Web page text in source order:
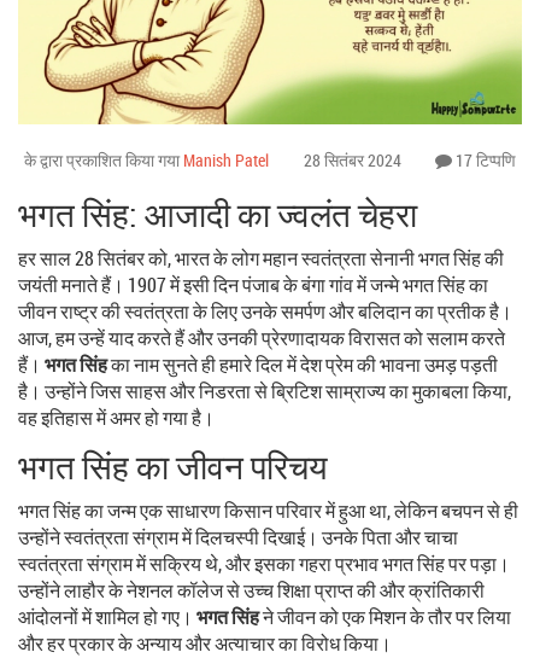
के द्वारा प्रकाशित किया गया Manish Patel 28 सितंबर 2024 17 टिप्पणि
भगत सिंह: आजादी का ज्वलंत चेहरा
हर साल 28 सितंबर को, भारत के लोग महान स्वतंत्रता सेनानी भगत सिंह की
जयंती मनाते हैं। 1907 में इसी दिन पंजाब के बंगा गांव में जन्मे भगत सिंह का
जीवन राष्ट्र की स्वतंत्रता के लिए उनके समर्पण और बलिदान का प्रतीक है।
आज, हम उन्हें याद करते हैं और उनकी प्रेरणादायक विरासत को सलाम करते
हैं। भगत सिंहका नाम सुनते ही हमारे दिल में देश प्रेम की भावना उमड़ पड़ती
है। उन्होंने जिस साहस और निडरता से ब्रिटिश साम्राज्य का मुकाबला किया,
वह इतिहास में अमर हो गया है।
भगत सिंह का जीवन परिचय
भगत सिंह का जन्म एक साधारण किसान परिवार में हुआ था, लेकिन बचपन से ही
उन्होंने स्वतंत्रता संग्राम में दिलचस्पी दिखाई। उनके पिता और चाचा
स्वतंत्रता संग्राम में सक्रिय थे, और इसका गहरा प्रभाव भगत सिंह पर पड़ा।
उन्होंने लाहौर के नेशनल कॉलेज से उच्च शिक्षा प्राप्त की और क्रांतिकारी
आंदोलनों में शामिल हो गए। भगत सिंहने जीवन को एक मिशन के तौर पर लिया
और हर प्रकार के अन्याय और अत्याचार का विरोध किया।